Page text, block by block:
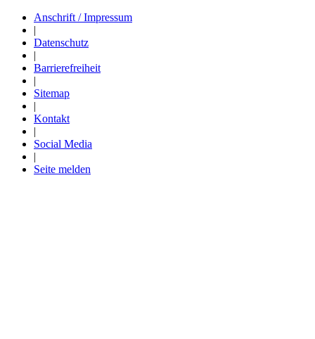
Anschrift / Impressum
|
Datenschutz
|
Barrierefreiheit
|
Sitemap
|
Kontakt
|
Social Media
|
Seite melden